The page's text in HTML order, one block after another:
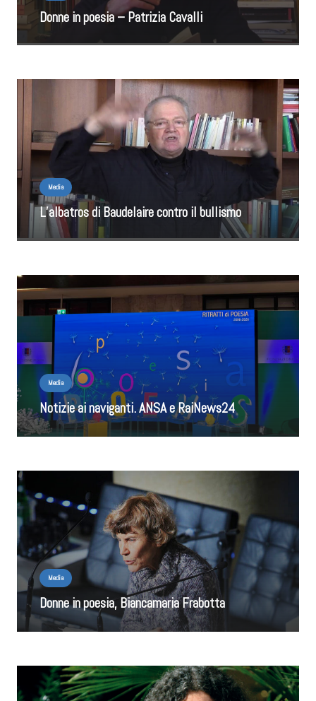
Donne in poesia – Patrizia Cavalli
Media
L’albatros di Baudelaire contro il bullismo
Media
Notizie ai naviganti. ANSA e RaiNews24
Media
Donne in poesia, Biancamaria Frabotta